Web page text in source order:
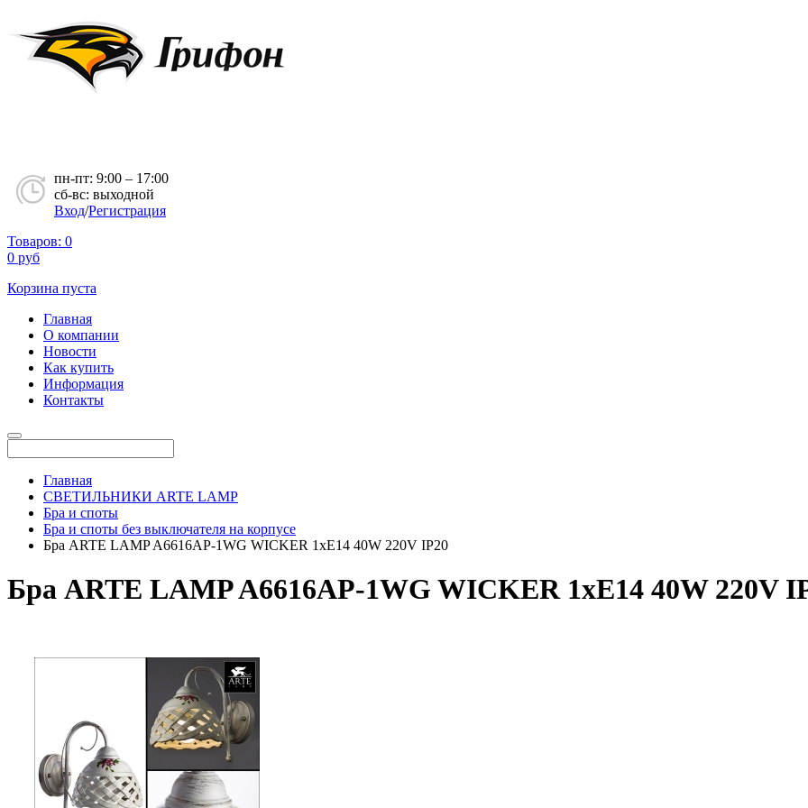
пн-пт: 9:00 – 17:00
сб-вс: выходной
Вход/Регистрация
Товаров: 0
0 руб
Корзина пуста
Главная
О компании
Новости
Как купить
Информация
Контакты
Главная
СВЕТИЛЬНИКИ ARTE LAMP
Бра и споты
Бра и споты без выключателя на корпусе
Бра ARTE LAMP A6616AP-1WG WICKER 1xE14 40W 220V IP20
Бра ARTE LAMP A6616AP-1WG WICKER 1xE14 40W 220V